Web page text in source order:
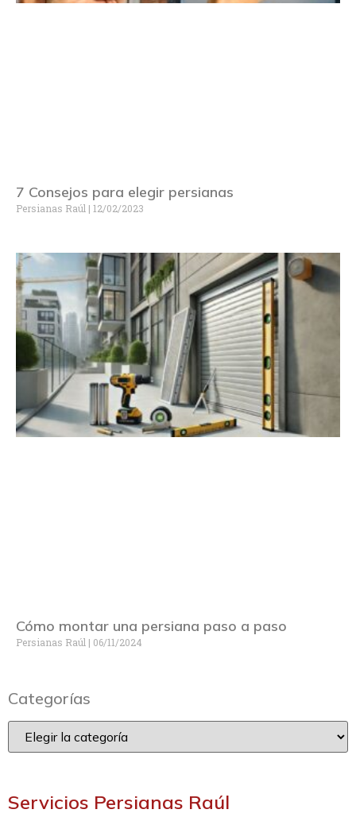
7 Consejos para elegir persianas
Persianas Raúl 12/02/2023
Cómo montar una persiana paso a paso
Persianas Raúl 06/11/2024
Categorías
Servicios Persianas Raúl